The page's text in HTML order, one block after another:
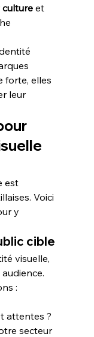
culture et
forte, elles
leur
est
Voici
y
cible
visuelle,
:
attentes ?
secteur